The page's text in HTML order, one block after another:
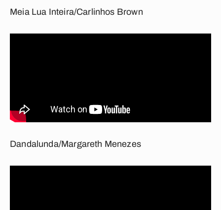
Meia Lua Inteira/Carlinhos Brown
Dandalunda/Margareth Menezes